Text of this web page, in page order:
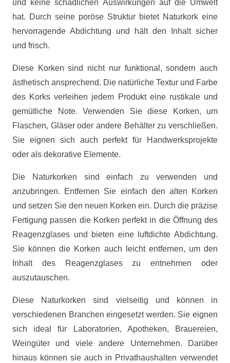
und keine schädlichen Auswirkungen auf die Umwelt
hat. Durch seine poröse Struktur bietet Naturkork eine
hervorragende Abdichtung und hält den Inhalt sicher
und frisch.
Diese Korken sind nicht nur funktional, sondern auch
ästhetisch ansprechend. Die natürliche Textur und Farbe
des Korks verleihen jedem Produkt eine rustikale und
gemütliche Note. Verwenden Sie diese Korken, um
Flaschen, Gläser oder andere Behälter zu verschließen.
Sie eignen sich auch perfekt für Handwerksprojekte
oder als dekorative Elemente.
Die Naturkorken sind einfach zu verwenden und
anzubringen. Entfernen Sie einfach den alten Korken
und setzen Sie den neuen Korken ein. Durch die präzise
Fertigung passen die Korken perfekt in die Öffnung des
Reagenzglases und bieten eine luftdichte Abdichtung.
Sie können die Korken auch leicht entfernen, um den
Inhalt des Reagenzglases zu entnehmen oder
auszutauschen.
Diese Naturkorken sind vielseitig und können in
verschiedenen Branchen eingesetzt werden. Sie eignen
sich ideal für Laboratorien, Apotheken, Brauereien,
Weingüter und viele andere Unternehmen. Darüber
hinaus können sie auch in Privathaushalten verwendet